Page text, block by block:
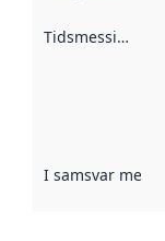
Tidsmessig avgrensning
I samsvar med